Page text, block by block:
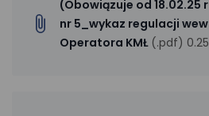
(Obowiązuje od 18.02.25
nr 5_wykaz regulacji
Operatora KMŁ(.pdf) 0.25